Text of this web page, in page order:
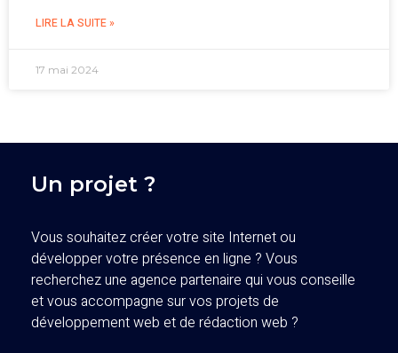
LIRE LA SUITE »
17 mai 2024
Un projet ?
Vous souhaitez créer votre site Internet ou
développer votre présence en ligne ? Vous
recherchez une agence partenaire qui vous conseille
et vous accompagne sur vos projets de
développement web et de rédaction web ?